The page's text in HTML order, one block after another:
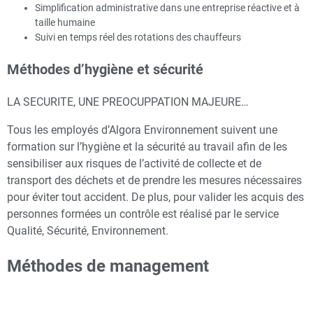
Simplification administrative dans une entreprise réactive et à
taille humaine
Suivi en temps réel des rotations des chauffeurs
Méthodes d’hygiène et sécurité
LA SECURITE, UNE PREOCUPPATION MAJEURE…
Tous les employés d’Algora Environnement suivent une
formation sur l’hygiène et la sécurité au travail afin de les
sensibiliser aux risques de l’activité de collecte et de
transport des déchets et de prendre les mesures nécessaires
pour éviter tout accident. De plus, pour valider les acquis des
personnes formées un contrôle est réalisé par le service
Qualité, Sécurité, Environnement.
Méthodes de management